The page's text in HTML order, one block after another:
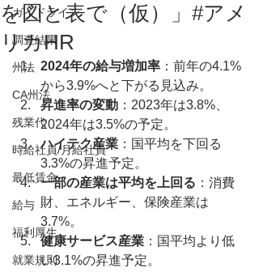
ガイドライン
調査結果
州法
CA州法
残業代
時給社員/月給社員
最低賃金
給与
福利厚生
就業規則
を図と表で（仮）」#アメ
リカHR
2024年の給与増加率 ：前年の4.1%
から3.9%へと下がる見込み。
昇進率の変動 ：2023年は3.8%、
2024年は3.5%の予定。
ハイテク産業 ：国平均を下回る
3.3%の昇進予定。
一部の産業は平均を上回る ：消費
財、エネルギー、保険産業は
3.7%。
健康サービス産業 ：国平均より低
い3.1%の昇進予定。